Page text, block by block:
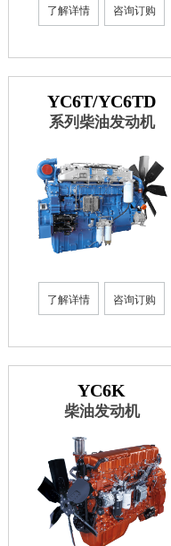
了解详情 咨询订购
YC6T/YC6TD
系列柴油发动机
了解详情 咨询订购
YC6K
柴油发动机